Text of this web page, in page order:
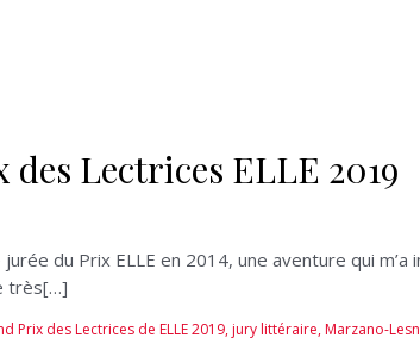
Lectrices ELLE 2019
du Prix ELLE en 2014, une aventure qui
très[…]
Prix des Lectrices de ELLE 2019,jury littéraire,Marzano-